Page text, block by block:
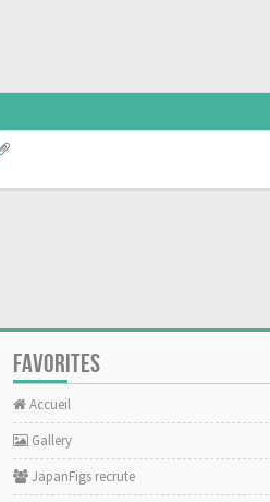
FAVORITES
Accueil
Gallery
JapanFigs recrute